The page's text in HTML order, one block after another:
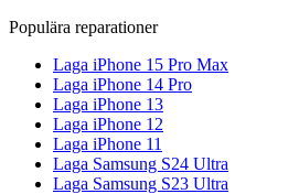
Populära reparationer
Laga iPhone 15 Pro Max
Laga iPhone 14 Pro
Laga iPhone 13
Laga iPhone 12
Laga iPhone 11
Laga Samsung S24 Ultra
Laga Samsung S23 Ultra